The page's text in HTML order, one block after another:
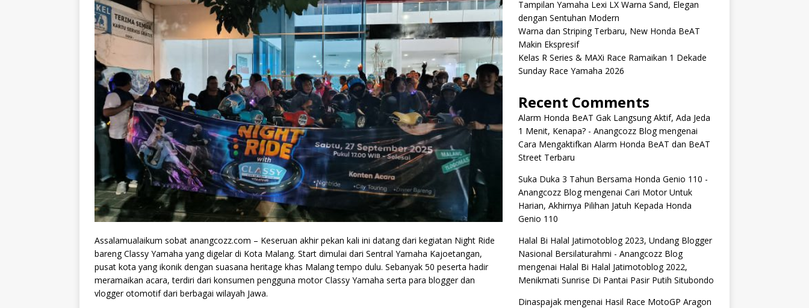
Assalamualaikum sobat anangcozz.com – Keseruan akhir pekan kali ini datang dari kegiatan Night Ride
bareng Classy Yamaha yang digelar di Kota Malang. Start dimulai dari Sentral Yamaha Kajoetangan,
pusat kota yang ikonik dengan suasana heritage khas Malang tempo dulu. Sebanyak 50 peserta hadir
meramaikan acara, terdiri dari konsumen pengguna motor Classy Yamaha serta para blogger dan
vlogger otomotif dari berbagai wilayah Jawa.
Tampilan Yamaha Lexi LX Warna Sand, Elegan
dengan Sentuhan Modern
Warna dan Striping Terbaru, New Honda BeAT
Makin Ekspresif
Kelas R Series & MAXi Race Ramaikan 1 Dekade
Sunday Race Yamaha 2026
Recent Comments
Alarm Honda BeAT Gak Langsung Aktif, Ada Jeda
1 Menit, Kenapa? - Anangcozz Blogmengenai
Cara Mengaktifkan Alarm Honda BeAT dan BeAT
Street Terbaru
Suka Duka 3 Tahun Bersama Honda Genio 110 -
Anangcozz Blogmengenai Cari Motor Untuk
Harian, Akhirnya Pilihan Jatuh Kepada Honda
Genio 110
Halal Bi Halal Jatimotoblog 2023, Undang Blogger
Nasional Bersilaturahmi - Anangcozz Blog
mengenai Halal Bi Halal Jatimotoblog 2022,
Menikmati Sunrise Di Pantai Pasir Putih Situbondo
Dinaspajakmengenai Hasil Race MotoGP Aragon